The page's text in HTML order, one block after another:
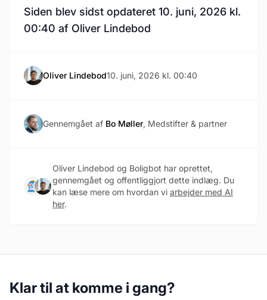
Siden blev sidst opdateret 10. juni, 2026 kl.
00:40 af Oliver Lindebod
Oliver Lindebod10. juni, 2026 kl. 00:40
Gennemgået af Bo Møller, Medstifter & partner
Oliver Lindebod og Boligbot har oprettet,
gennemgået og offentliggjort dette indlæg. Du
kan læse mere om hvordan vi arbejder med AI
her.
Klar til at komme i gang?